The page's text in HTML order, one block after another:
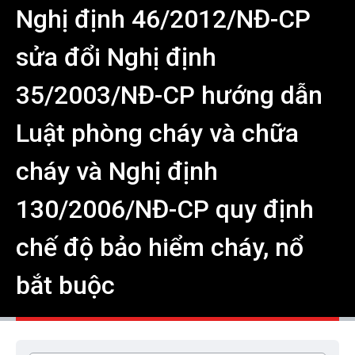
Nghị định 46/2012/NĐ-CP
sửa đổi Nghị định
35/2003/NĐ-CP hướng dẫn
Luật phòng cháy và chữa
cháy và Nghị định
130/2006/NĐ-CP quy định
chế độ bảo hiểm cháy, nổ
bắt buộc